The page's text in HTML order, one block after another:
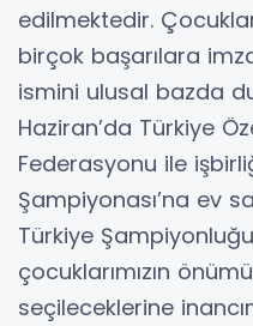
edilmektedir.
birçok başarılara
ismini ulusal bazda
Haziran’da Türkiye
Federasyonu ile
Şampiyonası’na ev
Türkiye
çocuklarımızın
seçileceklerine